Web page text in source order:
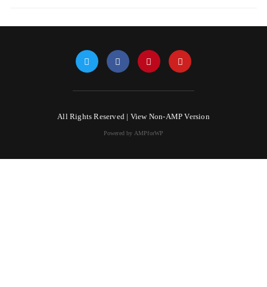
All Rights Reserved | View Non-AMP Version
Powered by AMPforWP